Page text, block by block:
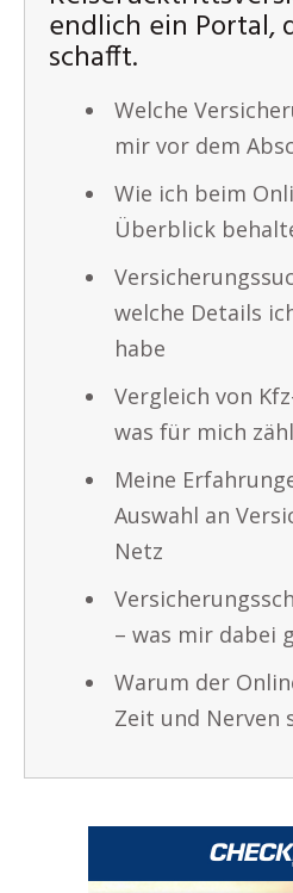
endlich ein Portal,
schafft.
Welche
mir vor dem
Wie ich beim
Überblick
welche Details
habe
Vergleich von
was für mich
Meine
Auswahl an
Netz
– was mir dabei
Warum der
Zeit und Nerven